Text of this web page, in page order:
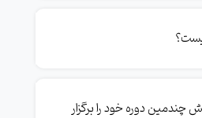
چندمین دوره خود را برگزار